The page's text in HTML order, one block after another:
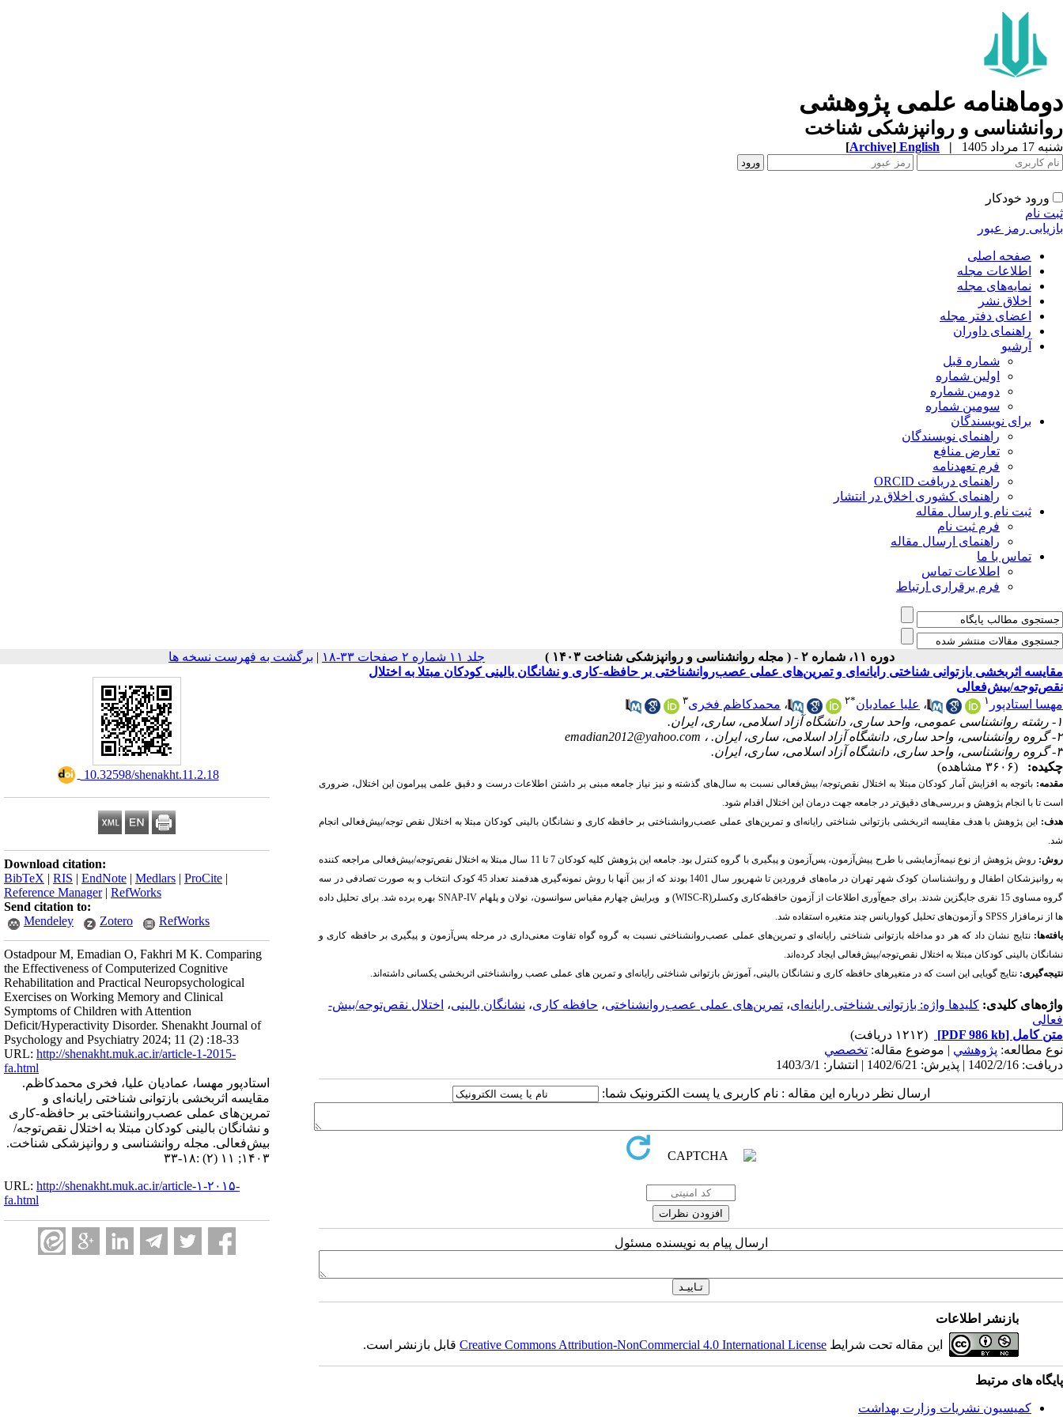
دوماهنامه علمی پژوهشی
روانشناسی و روانپزشکی شناخت
شنبه 17 مرداد 1405 |
English
[Archive]
ورود خودکار
ثبت نام
بازیابی رمز عبور
صفحه اصلی
اطلاعات مجله
نمایه‌های مجله
اخلاق نشر
اعضای دفتر مجله
راهنمای داوران
آرشیو
شماره قبل
اولین شماره
دومین شماره
سومین شماره
برای نویسندگان
راهنمای نویسندگان
تعارض منافع
فرم تعهدنامه
راهنمای دریافت ORCID
راهنمای کشوری اخلاق در انتشار
ثبت نام و ارسال مقاله
فرم ثبت نام
راهنمای ارسال مقاله
تماس با ما
اطلاعات تماس
فرم برقراری ارتباط
دوره ۱۱، شماره ۲ - ( مجله روانشناسی و روانپزشکی شناخت ۱۴۰۳ ) جلد ۱۱ شماره ۲ صفحات ۳۳-۱۸ | برگشت به فهرست نسخه ها
‎ 10.32598/shenakht.11.2.18
Download citation:
BibTeX | RIS | EndNote | Medlars | ProCite |
Reference Manager| RefWorks
Send citation to:
Mendeley
Zotero RefWorks
Ostadpour M, Emadian O, Fakhri M K. Comparing
the Effectiveness of Computerized Cognitive
Rehabilitation and Practical Neuropsychological
Exercises on Working Memory and Clinical
Symptoms of Children with Attention
Deficit/Hyperactivity Disorder. Shenakht Journal of
Psychology and Psychiatry 2024; 11 (2) :18-33
URL: http://shenakht.muk.ac.ir/article-1-2015-
fa.html
استادپور مهسا، عمادیان علیا، فخری محمدکاظم.
مقایسه اثربخشی بازتوانی شناختی رایانه‌ای و
تمرین‌های عملی عصب‌روانشناختی بر حافظه-کاری
و نشانگان‌ بالینی کودکان مبتلا به اختلال نقص‌توجه/
بیش‌فعالی. مجله روانشناسی و روانپزشکی شناخت.
۱۴۰۳; ۱۱ (۲) :۱۸-۳۳
URL: http://shenakht.muk.ac.ir/article-۱-۲۰۱۵-
fa.html
مقایسه اثربخشی بازتوانی شناختی رایانه‌ای و تمرین‌های عملی عصب‌روانشناختی بر حافظه-کاری و نشانگان‌ بالینی کودکان مبتلا به اختلال
نقص‌توجه/بیش‌فعالی
مهسا استادپور ۱ ، علیا عمادیان*۲ ، محمدکاظم فخری۳
۱- رشته روانشناسی عمومی، واحد ساری، دانشگاه آزاد اسلامی، ساری، ایران.
۲- گروه روانشناسی، واحد ساری، دانشگاه آزاد اسلامی، ساری، ایران. ،
emadian2012@yahoo.com
۳- گروه روانشناسی، واحد ساری، دانشگاه آزاد اسلامی، ساری، ایران.
چکیده:
(۳۶۰۶ مشاهده)
مقدمه: باتوجه به افزایش آمار کودکان مبتلا به اختلال نقص‌توجه/ بیش‌فعالی نسبت به سال‌های گذشته و نیز نیاز جامعه مبنی بر داشتن اطلاعات درست و دقیق علمی پیرامون این اختلال، ضروری
است تا با انجام پژوهش و بررسی‌های دقیق‌­تر در جامعه جهت درمان این اختلال اقدام شود‌‌.
هدف: این پژوهش با هدف مقایسه اثربخشی بازتوانی شناختی رایانه‌­ای و تمرین­‌های عملی عصب­‌روانشناختی بر حافظه ­کاری و نشانگان­ بالینی کودکان مبتلا به اختلال نقص ­توجه/بیش‌­فعالی انجام
شد.
روش:
روش پژوهش از نوع نیمه‌­آزمایشی با طرح پیش‌­آزمون، پس‌­آزمون و پیگیری با گروه کنترل بود. جامعه این پژوهش کلیه کودکان 7 تا 11 سال مبتلا به اختلال نقص‌توجه/بیش‌­فعالی مراجعه کننده
به روانپزشکان اطفال و روانشناسان کودک شهر تهران در ماه‌­های فروردین تا شهریور سال 1401 بودند که از بین آنها با روش نمونه‌­گیری هدفمند تعداد 45 کودک انتخاب و به صورت تصادفی در سه
گروه مساوی 15 نفری جایگزین شدند. برای جمع­‌آوری اطلاعات از آزمون حافظه‌کاری وکسلر(
WISC-R) و ویرایش چهارم مقیاس سوانسون، نولان و پلهامSNAP-IV بهره برده شد. برای تحلیل داده­‌
ها از نرم­افزار SPSS و آزمون­‌های تحلیل کوواریانس چند متغیره استفاده شد.
یافته­‌ها: نتایج نشان داد که هر دو مداخلهبازتوانی شناختی رایانه­‌ای و تمرین­‌های عملی عصب­‌روانشناختی نسبت به گروه گواه تفاوت معنی­‌داری در مرحله پس‌­آزمون و پیگیری بر حافظه کاری و
نشانگان­ بالینی کودکان مبتلا به اختلال نقص‌­توجه/بیش­‌فعالی ایجاد کرده‌اند.
نتیجه­‌گیری: نتایج گویایی این است که در متغیرهای حافظه کاری و نشانگان­ بالینی، آموزش بازتوانی شناختی رایانه‌­ای و تمرین های عملی عصب روانشناختی اثربخشی یکسانی داشته‌­اند.
واژه‌های کلیدی: کلیدها واژه: بازتوانی شناختی رایانه‌ای، تمرین‌های عملی عصب‌روانشناختی، حافظه کاری، نشانگان‌ بالینی، اختلال نقص‌توجه/بیش-
فعالی
متن کامل [PDF 986 kb]
(۱۲۱۲ دریافت)
نوع مطالعه: پژوهشي | موضوع مقاله: تخصصي
دریافت: 1402/2/16 | پذیرش: 1402/6/21 | انتشار: 1403/3/1
ارسال نظر درباره این مقاله : نام کاربری یا پست الکترونیک شما:
ارسال پیام به نویسنده مسئول
بازنشر اطلاعات
این مقاله تحت شرایط Creative Commons Attribution-NonCommercial 4.0 International Licenseقابل بازنشر است.
پایگاه های مرتبط
کمیسیون نشریات وزارت بهداشت